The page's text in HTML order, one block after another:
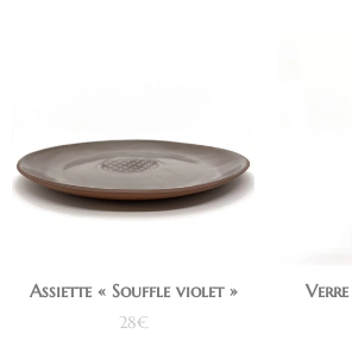
Assiette « Souffle violet »
28€